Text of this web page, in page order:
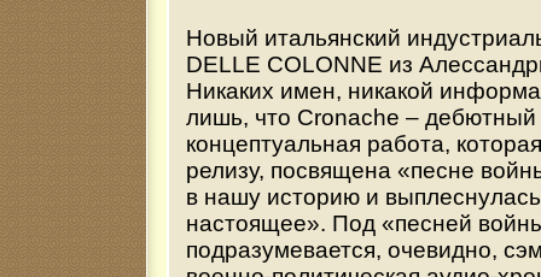
Новый итальянский
DELLE COLONNE из
Никаких имен, никакой
лишь, что Cronache –
концептуальная работа,
релизу, посвящена «песне
в нашу историю и
настоящее». Под «песней
подразумевается, очевидно,